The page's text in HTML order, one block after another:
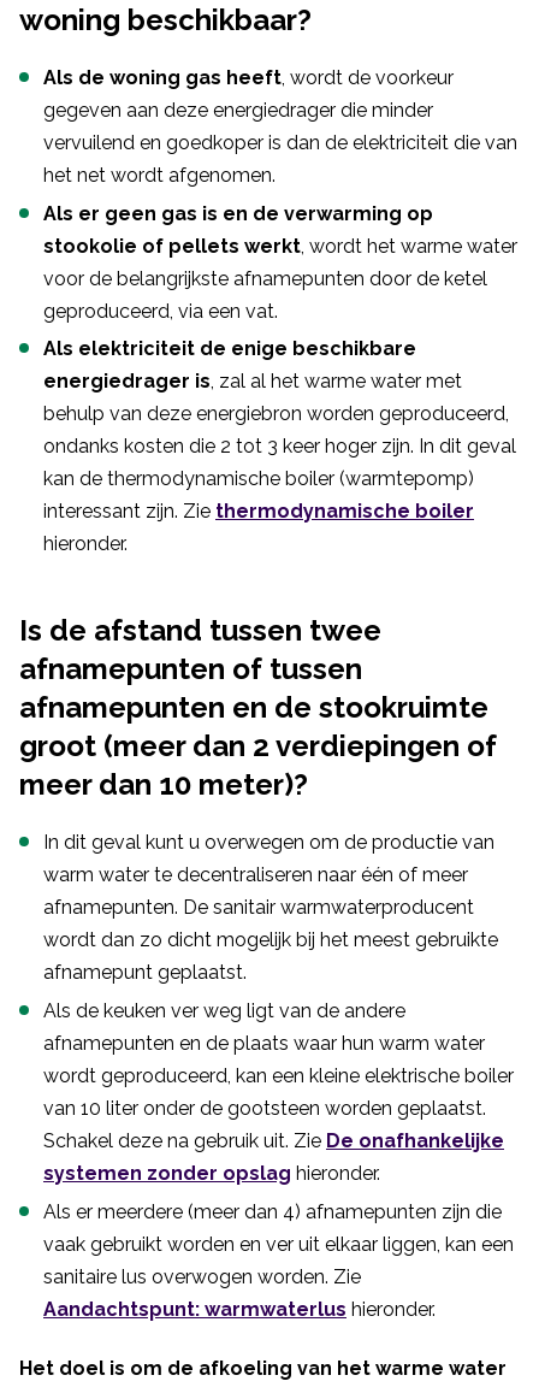
woning beschikbaar?
Als de woning gas heeft, wordt de voorkeur
gegeven aan deze energiedrager die minder
vervuilend en goedkoper is dan de elektriciteit die van
het net wordt afgenomen.
Als er geen gas is en de verwarming op
stookolie of pellets werkt , wordt het warme water
voor de belangrijkste afnamepunten door de ketel
geproduceerd, via een vat.
Als elektriciteit de enige beschikbare
energiedrager is, zal al het warme water met
behulp van deze energiebron worden geproduceerd,
ondanks kosten die 2 tot 3 keer hoger zijn. In dit geval
kan de thermodynamische boiler (warmtepomp)
interessant zijn. Zie thermodynamische boiler
hieronder.
Is de afstand tussen twee
afnamepunten of tussen
afnamepunten en de stookruimte
groot (meer dan 2 verdiepingen of
meer dan 10 meter)?
In dit geval kunt u overwegen om de productie van
warm water te decentraliseren naar één of meer
afnamepunten. De sanitair warmwaterproducent
wordt dan zo dicht mogelijk bij het meest gebruikte
afnamepunt geplaatst.
Als de keuken ver weg ligt van de andere
afnamepunten en de plaats waar hun warm water
wordt geproduceerd, kan een kleine elektrische boiler
van 10 liter onder de gootsteen worden geplaatst.
Schakel deze na gebruik uit. Zie De onafhankelijke
systemen zonder opslag hieronder.
Als er meerdere (meer dan 4) afnamepunten zijn die
vaak gebruikt worden en ver uit elkaar liggen, kan een
sanitaire lus overwogen worden. Zie
Aandachtspunt: warmwaterlus hieronder.
Het doel is om de afkoeling van het warme water